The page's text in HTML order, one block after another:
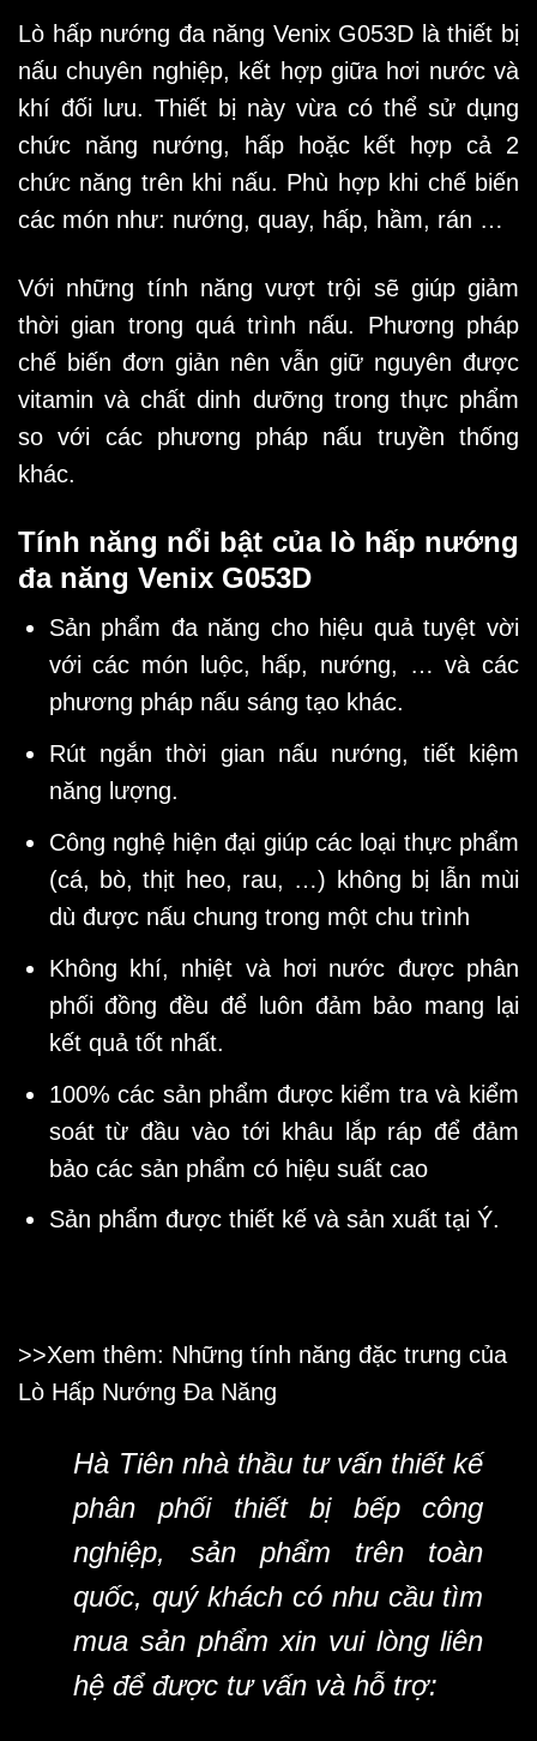
Lò hấp nướng đa năng Venix G053D là thiết bị
nấu chuyên nghiệp, kết hợp giữa hơi nước và
khí đối lưu. Thiết bị này vừa có thể sử dụng
chức năng nướng, hấp hoặc kết hợp cả 2
chức năng trên khi nấu. Phù hợp khi chế biến
các món như: nướng, quay, hấp, hầm, rán …
Với những tính năng vượt trội sẽ giúp giảm
thời gian trong quá trình nấu. Phương pháp
chế biến đơn giản nên vẫn giữ nguyên được
vitamin và chất dinh dưỡng trong thực phẩm
so với các phương pháp nấu truyền thống
khác.
Tính năng nổi bật của lò hấp nướng
đa năng Venix G053D
Sản phẩm đa năng cho hiệu quả tuyệt vời
với các món luộc, hấp, nướng, … và các
phương pháp nấu sáng tạo khác.
Rút ngắn thời gian nấu nướng, tiết kiệm
năng lượng.
Công nghệ hiện đại giúp các loại thực phẩm
(cá, bò, thịt heo, rau, …) không bị lẫn mùi
dù được nấu chung trong một chu trình
Không khí, nhiệt và hơi nước được phân
phối đồng đều để luôn đảm bảo mang lại
kết quả tốt nhất.
100% các sản phẩm được kiểm tra và kiểm
soát từ đầu vào tới khâu lắp ráp để đảm
bảo các sản phẩm có hiệu suất cao
Sản phẩm được thiết kế và sản xuất tại Ý.
>>Xem thêm: Những tính năng đặc trưng của
Lò Hấp Nướng Đa Năng
Hà Tiên nhà thầu tư vấn thiết kế
phân phối thiết bị bếp công
nghiệp, sản phẩm trên toàn
quốc, quý khách có nhu cầu tìm
mua sản phẩm xin vui lòng liên
hệ để được tư vấn và hỗ trợ: